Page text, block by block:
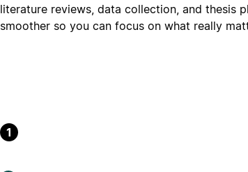
literature reviews, data collection, and thesis
smoother so you can focus on what really
1